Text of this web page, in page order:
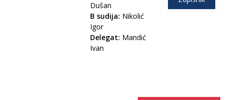
Dušan
B sudija: Nikolić
Igor
Delegat: Mandić
Ivan